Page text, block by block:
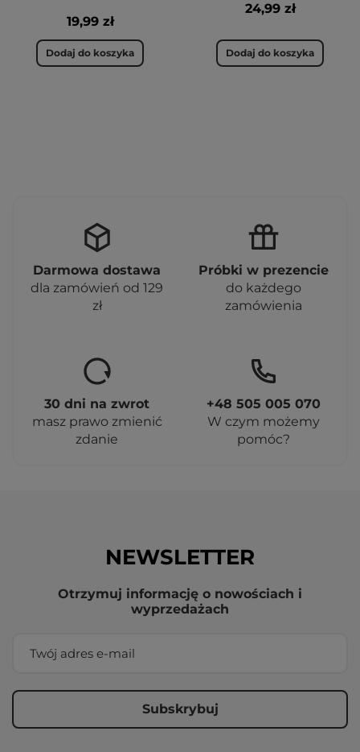
19,99 zł
Dodaj do koszyka
24,99 zł
Dodaj do koszyka
Darmowa dostawa
dla zamówień od 129
zł
Próbki w prezencie
do każdego
zamówienia
30 dni na zwrot
masz prawo zmienić
zdanie
+48 505 005 070
W czym możemy
pomóc?
NEWSLETTER
Otrzymuj informację o nowościach i
wyprzedażach